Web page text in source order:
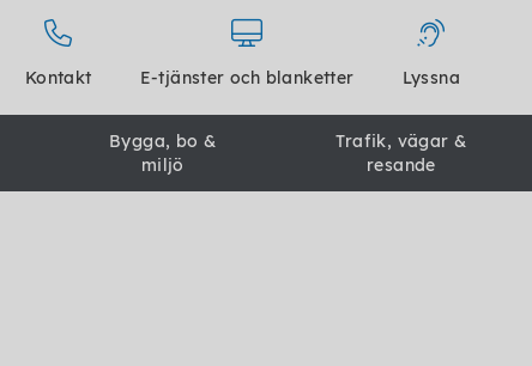
Kontakt E-tjänster och blanketter Lyssna
Bygga, bo &
miljö
Trafik, vägar &
resande